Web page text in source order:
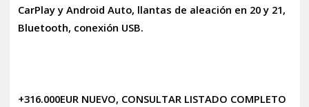
CarPlay y Android Auto, llantas de aleación en 20 y 21,
Bluetooth, conexión USB.
+316.000EUR NUEVO, CONSULTAR LISTADO COMPLETO